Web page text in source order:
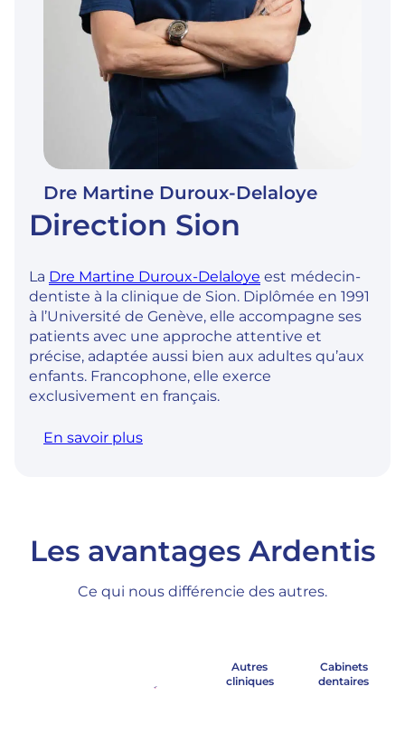
Dre Martine Duroux-Delaloye
Direction Sion
La Dre Martine Duroux-Delaloye est médecin-
dentiste à la clinique de Sion. Diplômée en 1991
à l’Université de Genève, elle accompagne ses
patients avec une approche attentive et
précise, adaptée aussi bien aux adultes qu’aux
enfants. Francophone, elle exerce
exclusivement en français.
En savoir plus
Les avantages Ardentis
Ce qui nous différencie des autres.
Autres
cliniques
Cabinets
dentaires